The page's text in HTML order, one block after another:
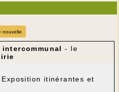
nouvelle
- le
itinérantes et